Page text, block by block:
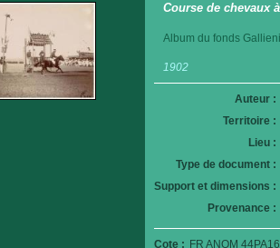
Course de chevaux
Album du fonds
1902
Auteur :
Territoire :
Lieu :
Type de document :
Support et dimensions :
Provenance :
Cote : FR ANOM